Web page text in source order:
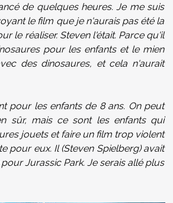
de quelques heures. Je me suis
le film que je n'aurais pas été la
le réaliser. Steven l'était. Parce qu'il
pour les enfants et le mien
des dinosaures, et cela n'aurait
pour les enfants de 8 ans. On peut
sûr, mais ce sont les enfants qui
jouets et faire un film trop violent
pour eux. Il (Steven Spielberg) avait
Jurassic Park. Je serais allé plus